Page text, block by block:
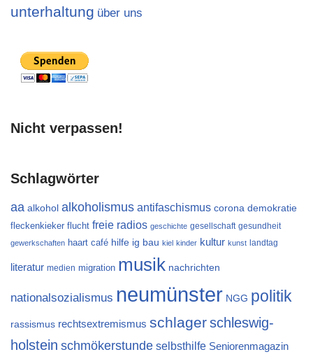
unterhaltung über uns
Nicht verpassen!
Schlagwörter
aa alkohol alkoholismus antifaschismus corona demokratie
fleckenkieker flucht freie radios geschichte gesellschaft gesundheit
gewerkschaften haart café hilfe ig bau kiel kinder kultur kunst landtag
literatur medien migration musik nachrichten
nationalsozialismus neumünster NGG politik
rassismus rechtsextremismus schlagerschleswig-
holstein schmökerstunde selbsthilfe Seniorenmagazin